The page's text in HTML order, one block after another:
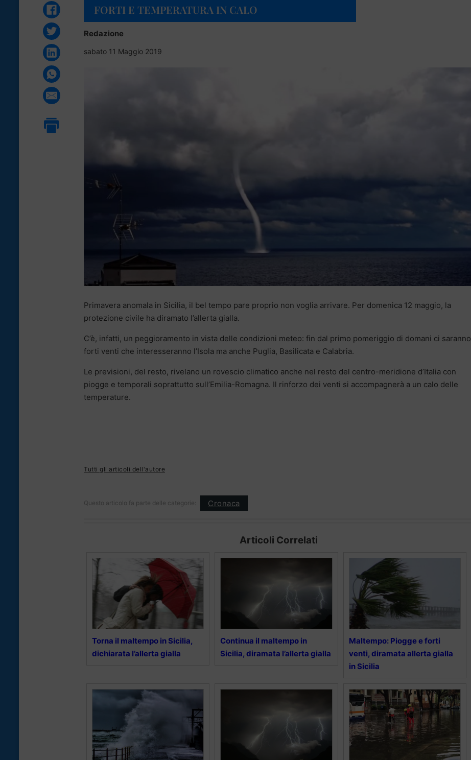
FORTI E TEMPERATURA IN CALO
Redazione
sabato 11 Maggio 2019
Primavera anomala in Sicilia, il bel tempo pare proprio non voglia arrivare. Per domenica 12 maggio, la
protezione civile ha diramato l’allerta gialla.
C’è, infatti, un peggioramento in vista delle condizioni meteo: fin dal primo pomeriggio di domani ci saranno
forti venti che interesseranno l’Isola ma anche Puglia, Basilicata e Calabria.
Le previsioni, del resto, rivelano un rovescio climatico anche nel resto del centro-meridione d’Italia con
piogge e temporali soprattutto sull’Emilia-Romagna. Il rinforzo dei venti si accompagnerà a un calo delle
temperature.
Tutti gli articoli dell'autore
Questo articolo fa parte delle categorie: Cronaca
Articoli Correlati
Torna il maltempo in Sicilia,
dichiarata l’allerta gialla
Continua il maltempo in
Sicilia, diramata l’allerta gialla
Maltempo: Piogge e forti
venti, diramata allerta gialla
in Sicilia